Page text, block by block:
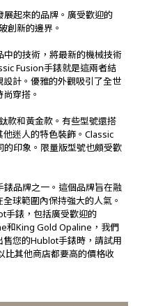
起來的品牌。廣受歡迎的
創新的邊界。
的技術，將最新的機械技術
Fusion手錶就是這兩者結
計。優雅的外觀吸引了全世
穿搭。
款和黃金款。有些型號還搭
迷人的特色裝飾。Classic
印象。限量版型號也頗受歡
品牌之一。這個品牌旨在融
球範圍內保持強大的人氣。
手錶，包括廣受歡迎的
和King Gold Opaline，我們
您的Hublot手錶時，請試用
比其他商店都要高的價格收